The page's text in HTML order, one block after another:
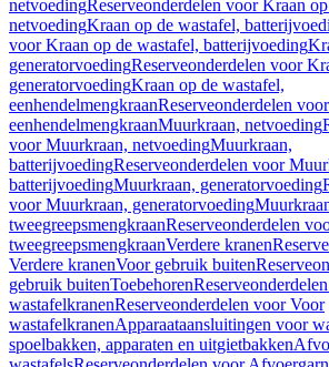
netvoedingReserveonderdelen voor Kraan
netvoedingKraan op de wastafel,
voor Kraan op de wastafel, batterijvoeding
generatorvoedingReserveonderdelen voor
generatorvoedingKraan op de wastafel,
eenhendelmengkraanReserveonderdelen
eenhendelmengkraanMuurkraan, netvoeding
voor Muurkraan, netvoedingMuurkraan,
batterijvoedingReserveonderdelen voor
batterijvoedingMuurkraan, generatorvoeding
voor Muurkraan, generatorvoeding
tweegreepsmengkraanReserveonderdelen
tweegreepsmengkraanVerdere kranen
Verdere kranenVoor gebruik buiten
gebruik buitenToebehoren
wastafelkranenReserveonderdelen voor Voor
wastafelkranenApparaataansluitingen voor
spoelbakken, apparaten en uitgietbakken